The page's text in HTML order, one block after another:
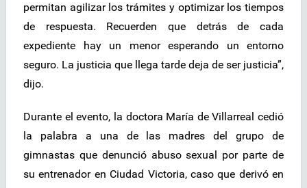
permitan agilizar los trámites y optimizar los tiempos
de respuesta. Recuerden que detrás de cada
expediente hay un menor esperando un entorno
seguro. La justicia que llega tarde deja de ser justicia”,
dijo.
Durante el evento, la doctora María de Villarreal cedió
la palabra a una de las madres del grupo de
gimnastas que denunció abuso sexual por parte de
su entrenador en Ciudad Victoria, caso que derivó en